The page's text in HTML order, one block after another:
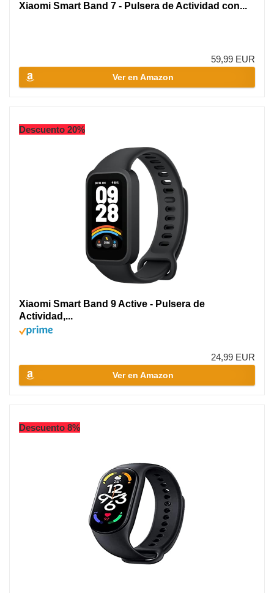
Xiaomi Smart Band 7 - Pulsera de Actividad con...
59,99 EUR
Ver en Amazon
Descuento 20%
Xiaomi Smart Band 9 Active - Pulsera de
Actividad,...
24,99 EUR
Ver en Amazon
Descuento 8%